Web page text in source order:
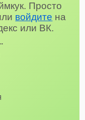
Просто
войдите на
или ВК.